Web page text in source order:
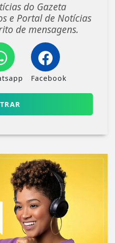
do Gazeta
e Portal de Notícias
de mensagens.
Facebook